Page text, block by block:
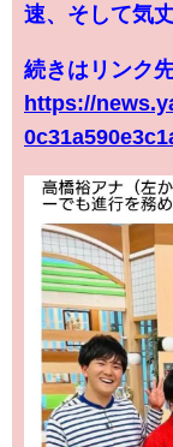
速、そして気
続きはリンク
https://